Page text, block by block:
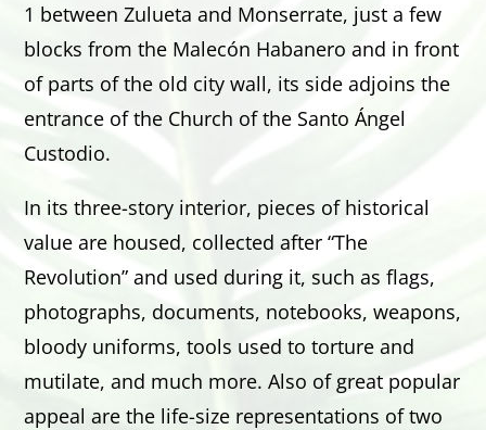
1 between Zulueta and Monserrate, just a few
blocks from the Malecón Habanero and in front
of parts of the old city wall, its side adjoins the
entrance of the Church of the Santo Ángel
Custodio.
In its three-story interior, pieces of historical
value are housed, collected after “The
Revolution” and used during it, such as flags,
photographs, documents, notebooks, weapons,
bloody uniforms, tools used to torture and
mutilate, and much more. Also of great popular
appeal are the life-size representations of two